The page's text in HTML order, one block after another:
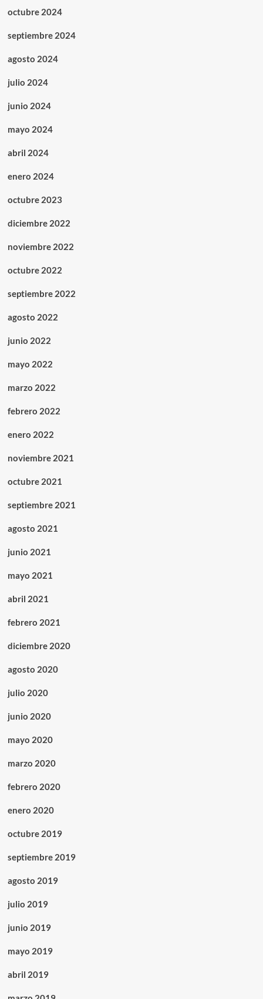
octubre 2024
septiembre 2024
agosto 2024
julio 2024
junio 2024
mayo 2024
abril 2024
enero 2024
octubre 2023
diciembre 2022
noviembre 2022
octubre 2022
septiembre 2022
agosto 2022
junio 2022
mayo 2022
marzo 2022
febrero 2022
enero 2022
noviembre 2021
octubre 2021
septiembre 2021
agosto 2021
junio 2021
mayo 2021
abril 2021
febrero 2021
diciembre 2020
agosto 2020
julio 2020
junio 2020
mayo 2020
marzo 2020
febrero 2020
enero 2020
octubre 2019
septiembre 2019
agosto 2019
julio 2019
junio 2019
mayo 2019
abril 2019